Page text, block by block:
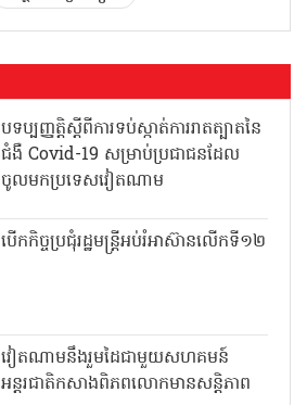
បទប្បញ្ញត្តិស្តីពីការទប់ស្កាត់ការរាតត្បាតនៃ
ជំងឺ Covid-19 សម្រាប់ប្រជាជនដែល
ចូលមកប្រទេសវៀតណាម
បើកកិច្ចប្រជុំរដ្ឋមន្ត្រីអប់រំអាស៊ានលើកទី១២
វៀតណាមនឹងរួមដៃជាមួយសហគមន៍
អន្តរជាតិកសាងពិភពលោកមានសន្តិភាព